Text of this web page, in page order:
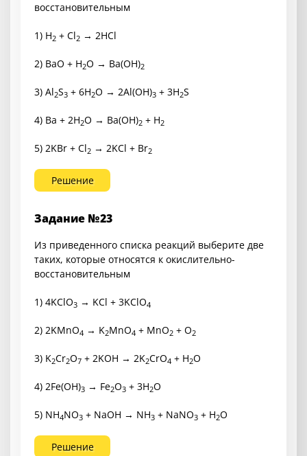
восстановительным
1) H2 + Cl2 → 2HCl
2) BaO + H2O → Ba(OH)2
3) Al2S3 + 6H2O → 2Al(OH)3 + 3H2S
4) Ba + 2H2O → Ba(OH)2 + H2
5) 2KBr + Cl2 → 2KCl + Br2
Решение
Задание №23
Из приведенного списка реакций выберите две
таких, которые относятся к окислительно-
восстановительным
1) 4KClO3 → KCl + 3KClO4
2) 2KMnO4 → K2MnO4 + MnO2 + O2
3) K2Cr2O7 + 2KOH → 2K2CrO4 + H2O
4) 2Fe(OH)3 → Fe2O3 + 3H2O
5) NH4NO3 + NaOH → NH3 + NaNO3 + H2O
Решение